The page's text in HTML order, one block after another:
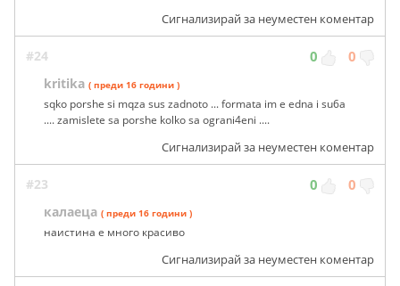
Сигнализирай за неуместен коментар
#24 0 0
kritika ( преди 16 години )
sqko porshe si mqza sus zadnoto ... formata im e edna i su6a
.... zamislete sa porshe kolko sa ograni4eni ....
Сигнализирай за неуместен коментар
#23 0 0
калаеца ( преди 16 години )
наистина е много красиво
Сигнализирай за неуместен коментар